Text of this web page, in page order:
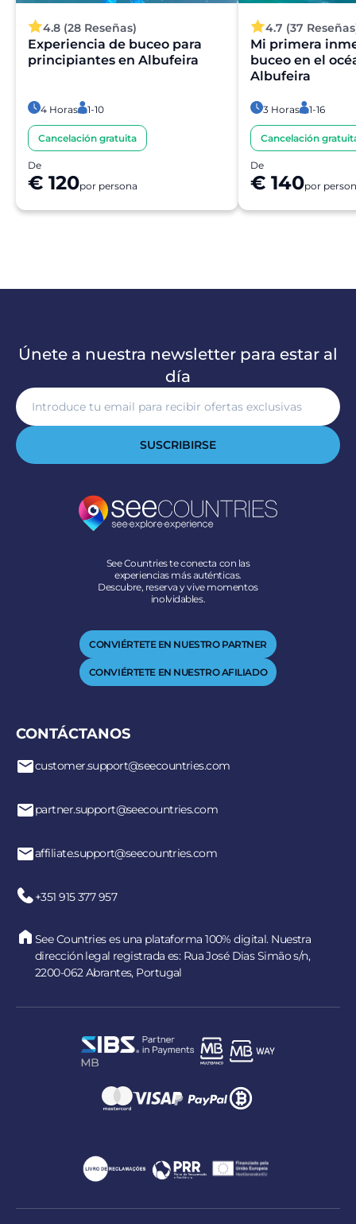
4.8 (28 Reseñas)
Experiencia de buceo para
principiantes en Albufeira
4 Horas 1-10
Cancelación gratuita
De
€ 120por persona
4.7 (37
Mi primera
buceo en el
Albufeira
3 Horas 1-16
Cancelación
De
€ 140por
Únete a nuestra newsletter para estar al
día
SUSCRIBIRSE
See Countries te conecta con las
experiencias más auténticas.
Descubre, reserva y vive momentos
inolvidables.
CONVIÉRTETE EN NUESTRO PARTNER
CONVIÉRTETE EN NUESTRO AFILIADO
CONTÁCTANOS
customer.support@seecountries.com
partner.support@seecountries.com
affiliate.support@seecountries.com
+351 915 377 957
See Countries es una plataforma 100% digital. Nuestra
dirección legal registrada es: Rua José Dias Simão s/n,
2200-062 Abrantes, Portugal